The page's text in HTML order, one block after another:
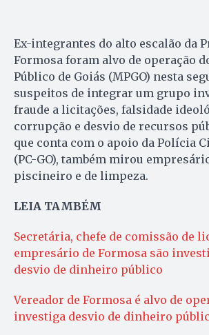
Ex-integrantes do alto escalão da
Formosa foram alvo de operação
Público de Goiás (MPGO) nesta
suspeitos de integrar um grupo
fraude a licitações, falsidade
corrupção e desvio de recursos
que conta com o apoio da Polícia
(PC-GO), também mirou
piscineiro e de limpeza.
LEIA TAMBÉM
Secretária, chefe de comissão de
empresário de Formosa são
desvio de dinheiro público
Vereador de Formosa é alvo de
investiga desvio de dinheiro